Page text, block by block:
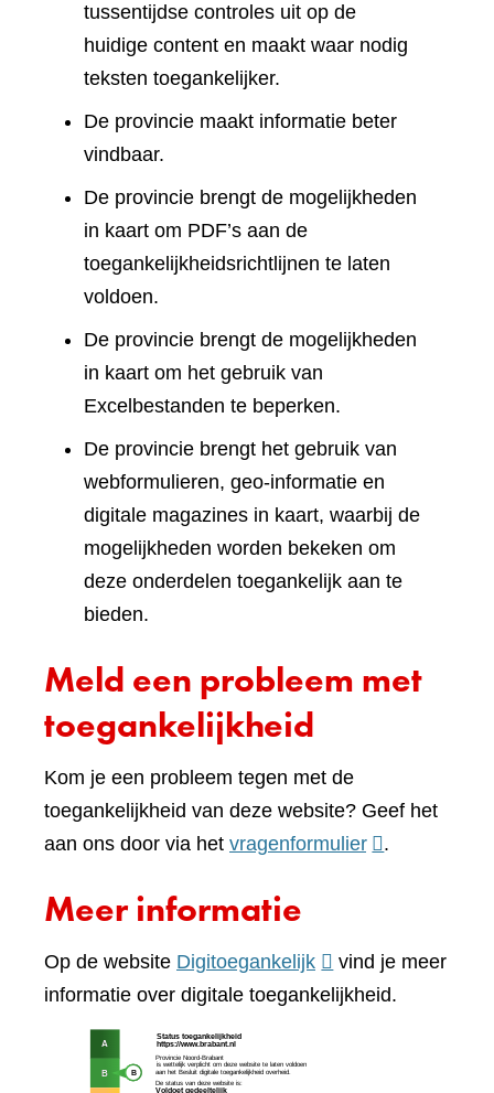
tussentijdse controles uit op de
huidige content en maakt waar nodig
teksten toegankelijker.
De provincie maakt informatie beter
vindbaar.
De provincie brengt de mogelijkheden
in kaart om PDF’s aan de
toegankelijkheidsrichtlijnen te laten
voldoen.
De provincie brengt de mogelijkheden
in kaart om het gebruik van
Excelbestanden te beperken.
De provincie brengt het gebruik van
webformulieren, geo-informatie en
digitale magazines in kaart, waarbij de
mogelijkheden worden bekeken om
deze onderdelen toegankelijk aan te
bieden.
Meld een probleem met
toegankelijkheid
Kom je een probleem tegen met de
toegankelijkheid van deze website? Geef het
aan ons door via het vragenformulier(verwijst
website)
.
Meer informatie
Op de website Digitoegankelijk(verwijst
naar
vind je meer
informatie over digitale toegankelijkheid.